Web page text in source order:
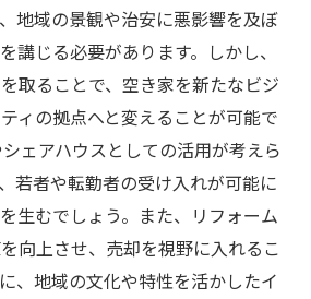
地域の景観や治安に悪影響を及ぼ
講じる必要があります。しかし、
取ることで、空き家を新たなビジ
ィの拠点へと変えることが可能で
ェアハウスとしての活用が考えら
若者や転勤者の受け入れが可能に
生むでしょう。また、リフォーム
向上させ、売却を視野に入れるこ
、地域の文化や特性を活かしたイ